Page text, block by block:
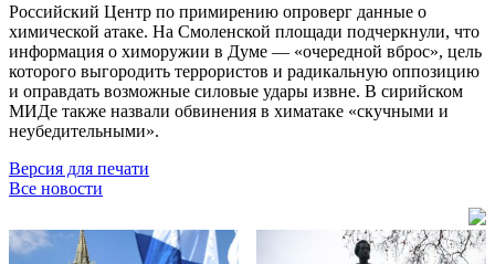
Российский Центр по примирению опроверг данные о
химической атаке. На Смоленской площади подчеркнули, что
информация о химоружии в Думе — «очередной вброс», цель
которого выгородить террористов и радикальную оппозицию
и оправдать возможные силовые удары извне. В сирийском
МИДе также назвали обвинения в химатаке «скучными и
неубедительными».
Версия для печати
Все новости